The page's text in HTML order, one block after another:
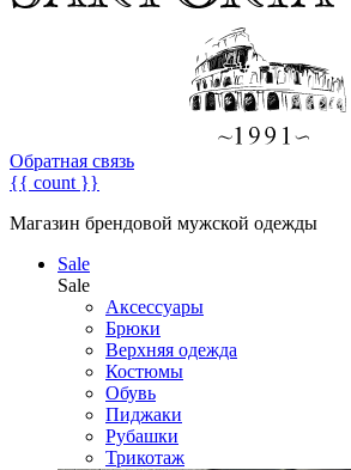
Обратная связь
{{ count }}
Магазин брендовой мужской одежды
Sale
Sale
Аксессуары
Брюки
Верхняя одежда
Костюмы
Обувь
Пиджаки
Рубашки
Трикотаж